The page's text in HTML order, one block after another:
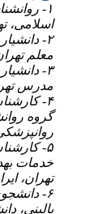
۱-
اسلامی،
۲-
معلم
۳-
مدرس
۴-
گروه
۵-
خدمات
تهران،
۶-
بالینی،